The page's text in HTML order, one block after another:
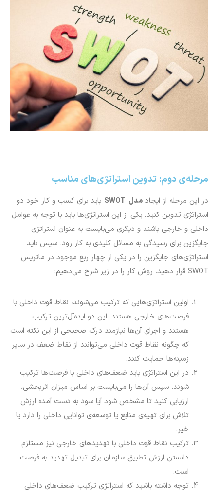
مرحله‌ی دوم: تدوین استراتژی‌های مناسب
در این مرحله از ایجاد مدل
باید برای کسب و کار خود دو
استراتژی تدوین کنید. یکی از این استراتژی‌ها باید با توجه به عوامل
داخلی و خارجی باشند و دیگری می‌بایست به عنوان استراتژی
جایگزین برای رسیدگی به مسائل کلیدی به کار رود. سپس باید
استراتژی‌های جایگزین را در یکی از چهار ربع موجود در ماتریس
SWOT قرار دهید. روش کار را در زیر شرح می‌دهیم:
اولین استراتژی‌هایی که ترکیب می‌شوند، نقاط قوت داخلی با
فرصت‌های خارجی هستند. این دو ایده‌آل‌ترین ترکیب
هستند و اجرای آن‌ها نیازمند درک صحیحی از این نکته است
که چگونه نقاط قوت داخلی می‌توانند از نقاط ضعف در سایر
زمینه‌ها حمایت کنند.
در این استراتژی باید ضعف‌های داخلی با فرصت‌ها ترکیب
‌شوند. سپس آن‌ها را می‌بایست بر اساس میزان اثربخشی،
ارزیابی کنید تا مشخص شود آیا سود به دست آمده ارزش
تلاش برای تهیه‌ی منابع یا توسعه‌ی توانایی داخلی را دارد یا
خیر.
ترکیب نقاط قوت داخلی با تهدیدهای خارجی نیز مستلزم
دانستن ارزش تطبیق سازمان برای تبدیل تهدید به فرصت
است.
توجه داشته باشید که استراتژی ترکیب ضعف‌های داخلی